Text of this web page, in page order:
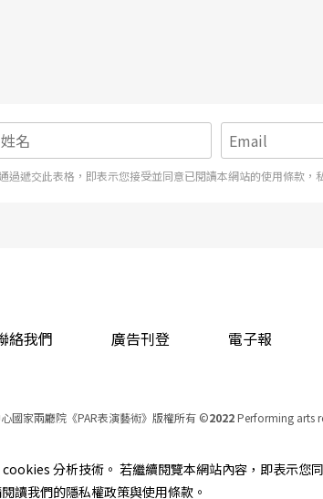
發展、變異或反撥，又必然與特定時代的社
求與企盼，任何新奇的技法都只是一種毫無
不少演出都有大量的肢體表演、幻燈投影、
破演出空間與觀賞空間彼此分隔的良好願
是爲了展示技法而技法，甚至是無視觀
過遞交此表格，即表示您接受並同意已閱讀本網站的使用條款，
絡我們 廣告刊登 電子報
國家兩廳院《PAR表演藝術》版權所有©2022Performing arts
本站所提供相關演出資訊，如有異動應以主辦單位公告為
服務條款 ｜ 隱私權聲明
分析技術。 若繼續閱覽本網站內容，即表示您
讀我們的隱私權政策與使用條款。